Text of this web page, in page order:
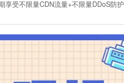
享受不限量CDN流量+不限量DDoS防护